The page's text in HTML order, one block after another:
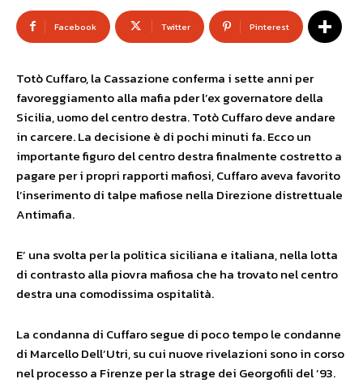
Facebook Twitter Pinterest
Totò Cuffaro, la Cassazione conferma i sette anni per
favoreggiamento alla mafia pder l’ex governatore della
Sicilia, uomo del centro destra. Totò Cuffaro deve andare
in carcere. La decisione è di pochi minuti fa. Ecco un
importante figuro del centro destra finalmente costretto a
pagare per i propri rapporti mafiosi, Cuffaro aveva favorito
l’inserimento di talpe mafiose nella Direzione distrettuale
Antimafia.
E’ una svolta per la politica siciliana e italiana, nella lotta
di contrasto alla piovra mafiosa che ha trovato nel centro
destra una comodissima ospitalità.
La condanna di Cuffaro segue di poco tempo le condanne
di Marcello Dell’Utri, su cui nuove rivelazioni sono in corso
nel processo a Firenze per la strage dei Georgofili del ’93.